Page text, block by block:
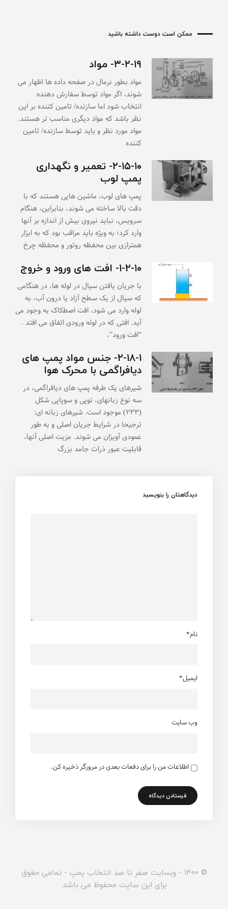
ممکن است دوست داشته باشید
۳-۲-۱۹- مواد
مواد بطور نرمال در صفحه داده ها اظهار می
شوند، اگر مواد توسط سفارش دهنده
انتخاب شود اما سازنده/ تامین کننده بر این
نظر باشد که مواد دیگری مناسب تر هستند.
مواد مورد نظر و باید توسط سازنده/ تامین
کننده
۲-۱۵-۱۰- تعمیر و نگهداری
پمپ لوب
پمپ های لوب، ماشین هایی هستند که با
دقت بالا ساخته می شوند، بنابراین، هنگام
سرویس، نباید نیروی بیش از اندازه بر آنها
وارد کرد؛ به ویژه باید مراقب بود که به ابزار
همترازی بین محفظه روتور و محفظه چرخ
۱-۲-۱۰- افت های ورود و خروج
با جریان یافتن سیال در لوله ها، در هنگامی
که سیال از یک سطح آزاد یا درون آب، به
لوله وارد می شود، افت اصطکاک به وجود می
آید. افتی که در لوله ورودی اتفاق می افتد .
“افت ورود”،
۲-۱۸-۱- جنس مواد پمپ های
دیافراگمی با محرک هوا
شیرهای یک طرفه پمپ های دیافراگمی، در
سه نوع زبانهای، توپی و سوپاپی شکل
(۲۳۳) موجود است. شیرهای زبانه ای:
ترجیحا در شرایط جریان اصلی و به طور
عمودی آویزان می شوند. مزیت اصلی آنها،
قابلیت عبور ذرات جامد بزرگ
دیدگاهتان را بنویسید
نام*
ایمیل*
وب سایت
اطلاعات من را برای دفعات بعدی در مرورگر ذخیره کن.
© 1400 - وبسایت صفر تا صد انتخاب پمپ - تمامی حقوق
برای این سایت محفوظ می باشد.